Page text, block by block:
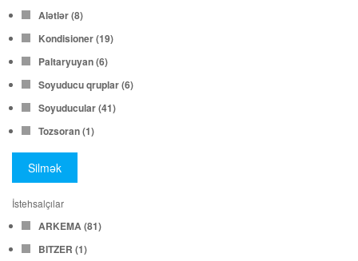
Alətlər(8)
Kondisioner(19)
Paltaryuyan(6)
Soyuducu qruplar(6)
Soyuducular(41)
Tozsoran(1)
Silmək
İstehsalçılar
ARKEMA(81)
BITZER (1)